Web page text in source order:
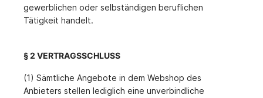
gewerblichen oder selbständigen beruflichen
Tätigkeit handelt.
§ 2 VERTRAGSSCHLUSS
(1) Sämtliche Angebote in dem Webshop des
Anbieters stellen lediglich eine unverbindliche